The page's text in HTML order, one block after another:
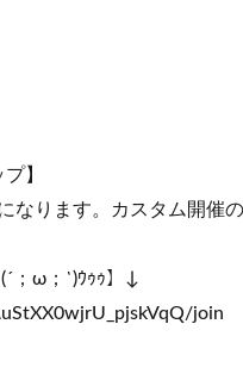
】
なります。カスタム開催
；ω；`)ｳｩｩ】↓
join